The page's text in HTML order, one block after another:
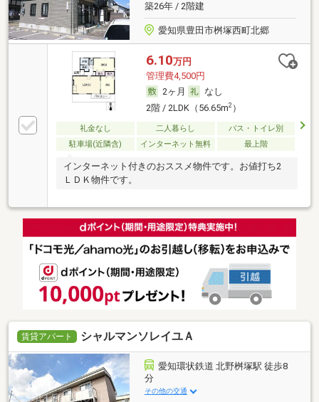
築26年 / 2階建
愛知県豊田市桝塚西町北郷
6.10万円
管理費4,500円
2ヶ月
なし
2階 / 2LDK（56.65m2）
礼金なし 二人暮らし
バス・トイレ別
駐車場(近隣含)
インターネット無料 最上階
インターネット付きのおススメ物件です。お値打ち2
ＬＤＫ物件です。
賃貸アパート シャルマンソレイユＡ
愛知環状鉄道 北野桝塚駅 徒歩8
分
その他の交通